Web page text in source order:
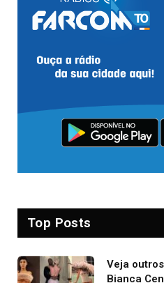
Top Posts
Veja
Bianca